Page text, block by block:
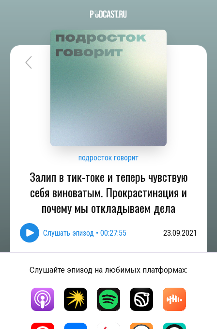
подросток говорит
Залип в тик-токе и теперь чувствую
себя виноватым. Прокрастинация и
почему мы откладываем дела
Слушать эпизод • 00:27:55 23.09.2021
Слушайте эпизод на любимых платформах: